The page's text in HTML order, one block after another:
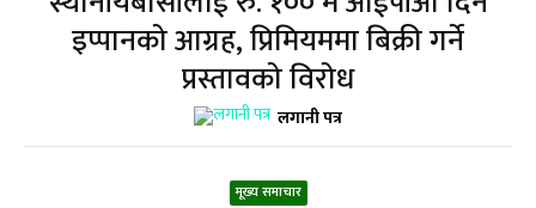
इप्पानको आग्रह, प्रिमियममा बिक्री गर्ने
प्रस्तावको विरोध
लगानी पत्र
मूख्य समाचार